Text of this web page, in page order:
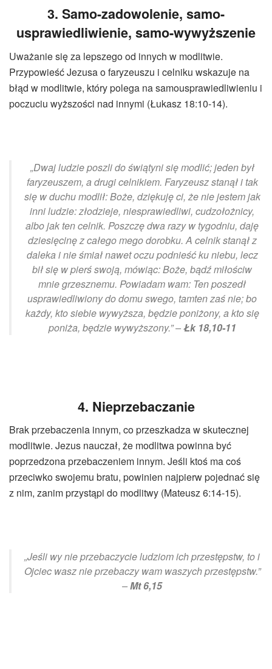
3. Samo-zadowolenie, samo-
usprawiedliwienie, samo-wywyższenie
Uważanie się za lepszego od innych w modlitwie.
Przypowieść Jezusa o faryzeuszu i celniku wskazuje na
błąd w modlitwie, który polega na samousprawiedliwieniu i
poczuciu wyższości nad innymi (Łukasz 18:10-14).
„Dwaj ludzie poszli do świątyni się modlić; jeden był
faryzeuszem, a drugi celnikiem. Faryzeusz stanął i tak
się w duchu modlił: Boże, dziękuję ci, że nie jestem jak
inni ludzie: złodzieje, niesprawiedliwi, cudzołożnicy,
albo jak ten celnik. Poszczę dwa razy w tygodniu, daję
dziesięcinę z całego mego dorobku. A celnik stanął z
daleka i nie śmiał nawet oczu podnieść ku niebu, lecz
bił się w pierś swoją, mówiąc: Boże, bądź miłościw
mnie grzesznemu. Powiadam wam: Ten poszedł
usprawiedliwiony do domu swego, tamten zaś nie; bo
każdy, kto siebie wywyższa, będzie poniżony, a kto się
poniża, będzie wywyższony.” –Łk 18,10-11
4. Nieprzebaczanie
Brak przebaczenia innym, co przeszkadza w skutecznej
modlitwie. Jezus nauczał, że modlitwa powinna być
poprzedzona przebaczeniem innym. Jeśli ktoś ma coś
przeciwko swojemu bratu, powinien najpierw pojednać się
z nim, zanim przystąpi do modlitwy (Mateusz 6:14-15).
„Jeśli wy nie przebaczycie ludziom ich przestępstw, to i
Ojciec wasz nie przebaczy wam waszych przestępstw.”
–Mt 6,15